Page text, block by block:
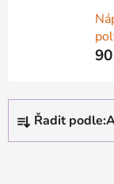
z
Řadit podle: